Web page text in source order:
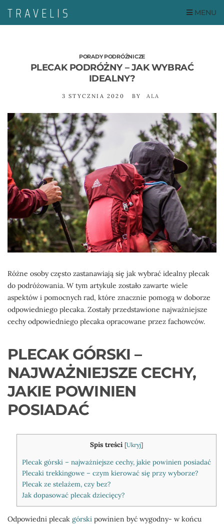
MENU
PORADY PODRÓŻNICZE
PLECAK PODRÓŻNY – JAK WYBRAĆ
IDEALNY?
3 STYCZNIA 2020 BY ALA
Różne osoby często zastanawiają się jak wybrać idealny plecak
do podróżowania. W tym artykule zostało zawarte wiele
aspektów i pomocnych rad, które znacznie pomogą w doborze
odpowiedniego plecaka. Zostały przedstawione najważniejsze
cechy odpowiedniego plecaka opracowane przez fachowców.
PLECAK GÓRSKI –
NAJWAŻNIEJSZE CECHY,
JAKIE POWINIEN
POSIADAĆ
Spis treści [Ukryj]
Plecak górski – najważniejsze cechy, jakie powinien posiadać
Plecaki trekkingowe – czym kierować się przy wyborze?
Plecak ze stelażem, czy bez?
Jak dopasować plecak dziecięcy?
Odpowiedni plecak górski powinien być wygodny- w końcu